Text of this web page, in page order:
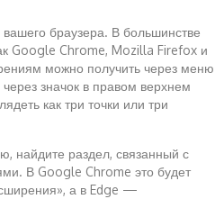
браузера. В большинстве
Google Chrome, Mozilla Firefox и
можно получить через меню
значок в правом верхнем
как три точки или три
найдите раздел, связанный с
В Google Chrome это будет
а в Edge —